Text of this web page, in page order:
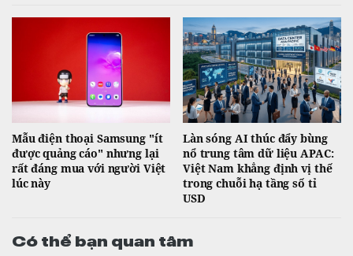
Mẫu điện thoại Samsung "ít
được quảng cáo" nhưng lại
rất đáng mua với người Việt
lúc này
Làn sóng AI thúc đẩy bùng
nổ trung tâm dữ liệu APAC:
Việt Nam khẳng định vị thế
trong chuỗi hạ tầng số tỉ
USD
Có thể bạn quan tâm